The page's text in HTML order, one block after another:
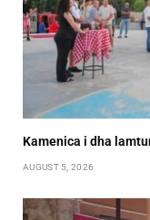
Kamenica i dha
AUGUST 5, 2026